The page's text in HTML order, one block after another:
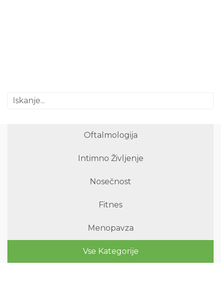
Oftalmologija
Intimno Življenje
Nosečnost
Fitnes
Menopavza
Vse Kategorije